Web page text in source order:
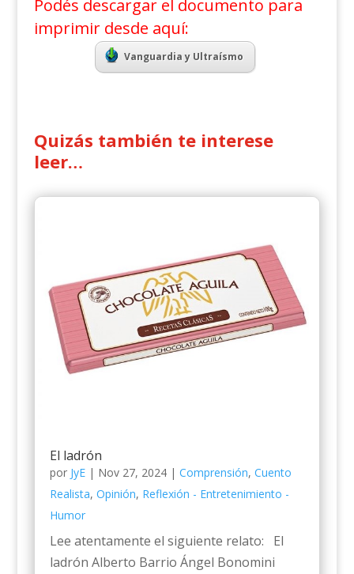
Podés descargar el documento para
imprimir desde aquí:
Vanguardia y Ultraísmo
Quizás también te interese
leer…
El ladrón
por JyE| Nov 27, 2024| Comprensión, Cuento
Realista, Opinión, Reflexión - Entretenimiento -
Humor
Lee atentamente el siguiente relato: El
ladrón Alberto Barrio Ángel Bonomini